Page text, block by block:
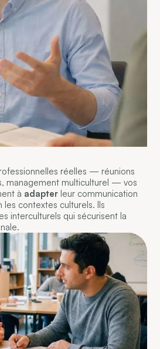
réelles — réunions
management multiculturel — vos
à adapter leur communication
les contextes culturels. Ils
interculturels qui sécurisent la